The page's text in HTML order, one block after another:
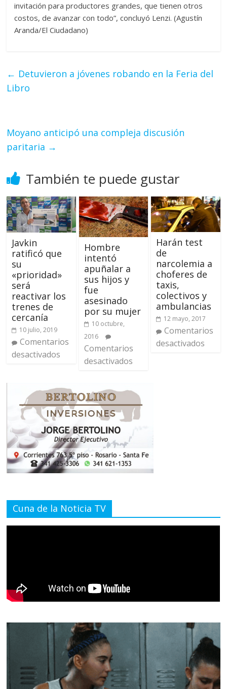
invitación para productores grandes, que tienen otros
costos, de avanzar con todo”, concluyó Lenzi. (Agustín
Aranda/El Ciudadano)
← Detuvieron a jóvenes robando en la Feria del
Libro
Moyano anticipó una compleja discusión
paritaria →
También te puede gustar
Javkin
ratificó que
su
«prioridad»
será
reactivar los
trenes de
cercanía
10 julio, 2019
Comentarios
desactivados
Hombre
intentó
apuñalar a
sus hijos y
fue
asesinado
por su mujer
10 octubre,
2016
Comentarios
desactivados
Harán test
de
narcolemia a
choferes de
taxis,
colectivos y
ambulancias
12 mayo, 2017
Comentarios
desactivados
Cuna de la Noticia TV